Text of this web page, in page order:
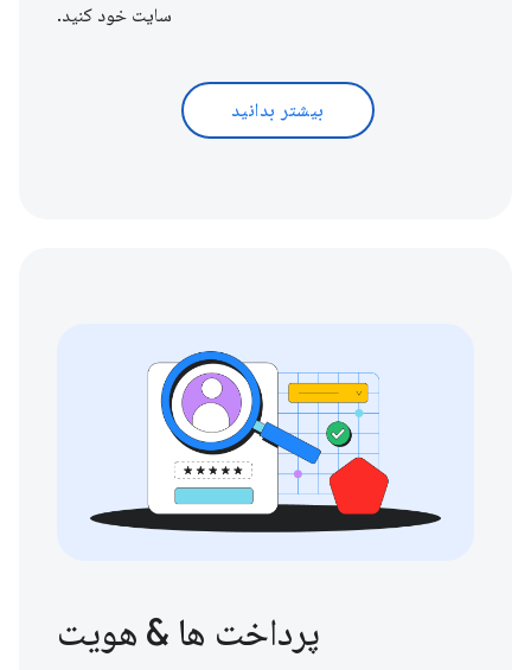
سایت خود کنید.
بیشتر بدانید
پرداخت ها & هویت